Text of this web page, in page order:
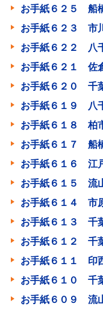
お手紙６２５ 船
お手紙６２３ 市
お手紙６２２ 八
お手紙６２１ 佐
お手紙６２０ 千
お手紙６１９ 八
お手紙６１８ 柏
お手紙６１７ 船
お手紙６１６ 江
お手紙６１５ 流
お手紙６１４ 市
お手紙６１３ 千
お手紙６１２ 千
お手紙６１１ 印
お手紙６１０ 千
お手紙６０９ 流